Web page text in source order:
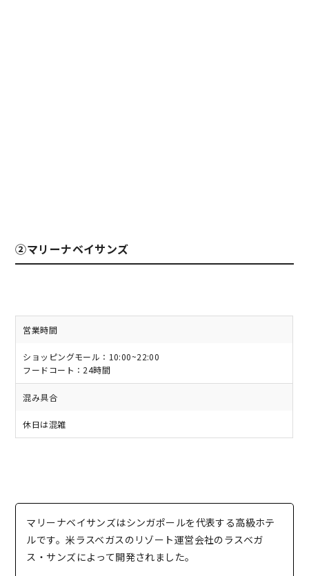
②マリーナベイサンズ
営業時間
ショッピングモール：10:00~22:00
フードコート：24時間
混み具合
休日は混雑
マリーナベイサンズはシンガポールを代表する高級ホテ
ルです。米ラスベガスのリゾート運営会社のラスベガ
ス・サンズによって開発されました。